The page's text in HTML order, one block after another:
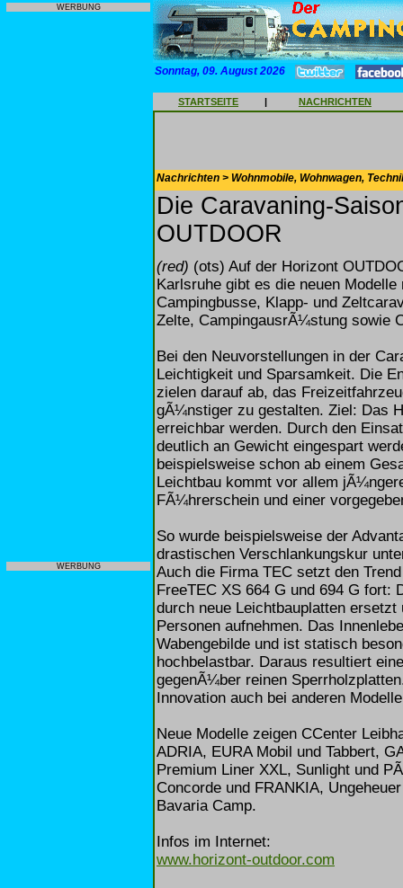
WERBUNG
WERBUNG
Sonntag, 09. August 2026
STARTSEITE | NACHRICHTEN
Nachrichten > Wohnmobile, Wohnwagen,
Die Caravaning-
OUTDOOR
(red) (ots) Auf der Horizont
Karlsruhe gibt es die neuen
Campingbusse, Klapp- und
Zelte, CampingausrÃ¼stung sowie
Bei den Neuvorstellungen in der
Leichtigkeit und Sparsamkeit. Die
zielen darauf ab, das
gÃ¼nstiger zu gestalten. Ziel: Das
erreichbar werden. Durch den
deutlich an Gewicht eingespart
beispielsweise schon ab einem
Leichtbau kommt vor allem
FÃ¼hrerschein und einer
So wurde beispielsweise der
drastischen Verschlankungskur
Auch die Firma TEC setzt den
FreeTEC XS 664 G und 694 G fort:
durch neue Leichtbauplatten
Personen aufnehmen. Das
Wabengebilde und ist statisch
hochbelastbar. Daraus resultiert
gegenÃ¼ber reinen
Innovation auch bei anderen
Neue Modelle zeigen CCenter
ADRIA, EURA Mobil und Tabbert,
Premium Liner XXL, Sunlight und
Concorde und FRANKIA,
Bavaria Camp.
Infos im Internet:
www.horizont-outdoor.com